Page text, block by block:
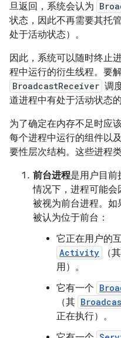
旦返回，系统会认为
状态，因此不再需要其托
处于活动状态）。
因此，系统可以随时终止
程中运行的衍生线程。要
BroadcastReceiver 调
道进程中有处于活动状态
为了确定在内存不足时应
每个进程中运行的组件以
要性层次结构。这些进程
前台进程是用户目前
情况下，进程可能
被视为前台进程。
被认为位于前台：
它正在用户的
Activity （其
用）。
它有一个
（其
正在执行）。